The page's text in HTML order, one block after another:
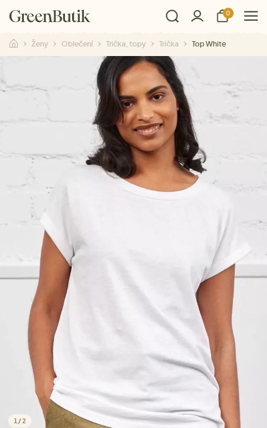
0
Ženy Oblečení Trička, topy Trička Top White
1 /2